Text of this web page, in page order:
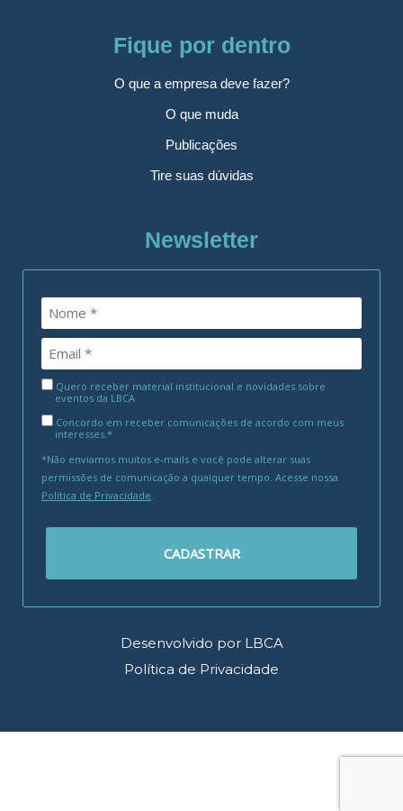
Fique por dentro
O que a empresa deve fazer?
O que muda
Publicações
Tire suas dúvidas
Newsletter
Quero receber material institucional e novidades sobre
eventos da LBCA
Concordo em receber comunicações de acordo com meus
interesses.*
*Não enviamos muitos e-mails e você pode alterar suas
permissões de comunicação a qualquer tempo. Acesse nossa
Política de Privacidade.
CADASTRAR
Desenvolvido por LBCA
Política de Privacidade